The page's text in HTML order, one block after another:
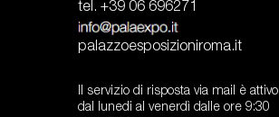
tel. +39 06 696271
palazzoesposizioniroma.it
Il servizio di risposta via mail è attivo
dal lunedi al venerdì dalle ore 9:30